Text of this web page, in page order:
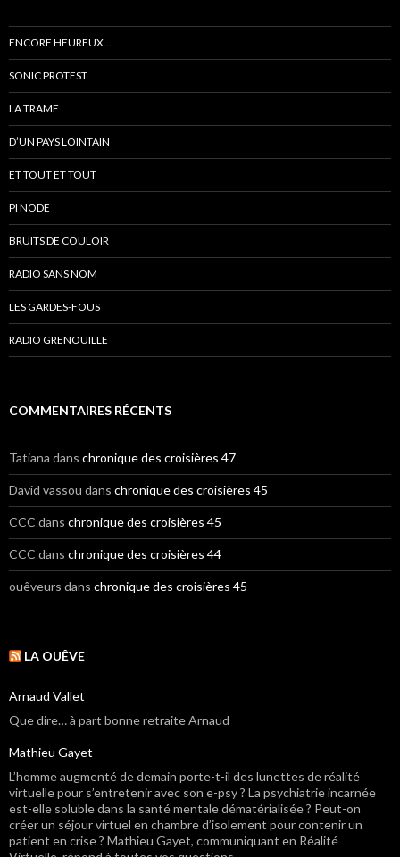
ENCORE HEUREUX…
SONIC PROTEST
LA TRAME
D’UN PAYS LOINTAIN
ET TOUT ET TOUT
PI NODE
BRUITS DE COULOIR
RADIO SANS NOM
LES GARDES-FOUS
RADIO GRENOUILLE
COMMENTAIRES RÉCENTS
Tatiana dans chronique des croisières 47
David vassou dans chronique des croisières 45
CCC dans chronique des croisières 45
CCC dans chronique des croisières 44
ouêveurs dans chronique des croisières 45
LA OUÊVE
Arnaud Vallet
Que dire… à part bonne retraite Arnaud
Mathieu Gayet
L’homme augmenté de demain porte-t-il des lunettes de réalité
virtuelle pour s’entretenir avec son e-psy ? La psychiatrie incarnée
est-elle soluble dans la santé mentale dématérialisée ? Peut-on
créer un séjour virtuel en chambre d’isolement pour contenir un
patient en crise ? Mathieu Gayet, communiquant en Réalité